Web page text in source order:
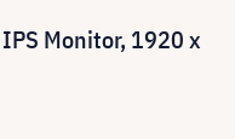
Monitor, 1920 x